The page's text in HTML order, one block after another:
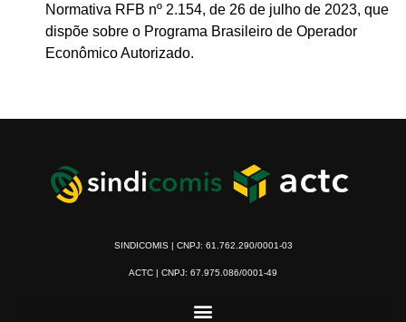
Normativa RFB nº 2.154, de 26 de julho de 2023, que
dispõe sobre o Programa Brasileiro de Operador
Econômico Autorizado.
SINDICOMIS | CNPJ: 61.762.290/0001-03
ACTC | CNPJ: 67.975.086/0001-49